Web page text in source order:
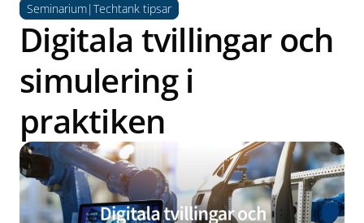
Seminarium|Techtank tipsar
Digitala tvillingar och
simulering i
praktiken